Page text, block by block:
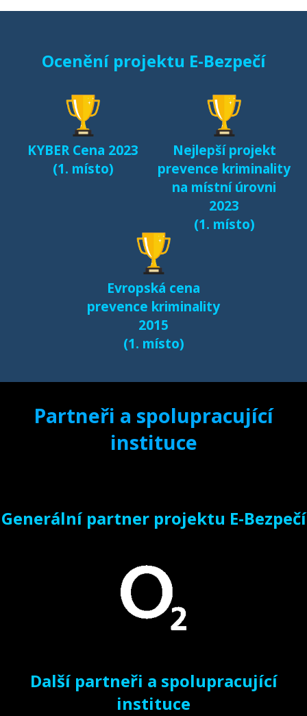
Ocenění projektu E-Bezpečí
KYBER Cena 2023
(1. místo)
Nejlepší projekt
prevence kriminality
na místní úrovni
2023
(1. místo)
Evropská cena
prevence kriminality
2015
(1. místo)
Partneři a spolupracující
instituce
Generální partner projektu E-Bezpečí
Další partneři a spolupracující
instituce